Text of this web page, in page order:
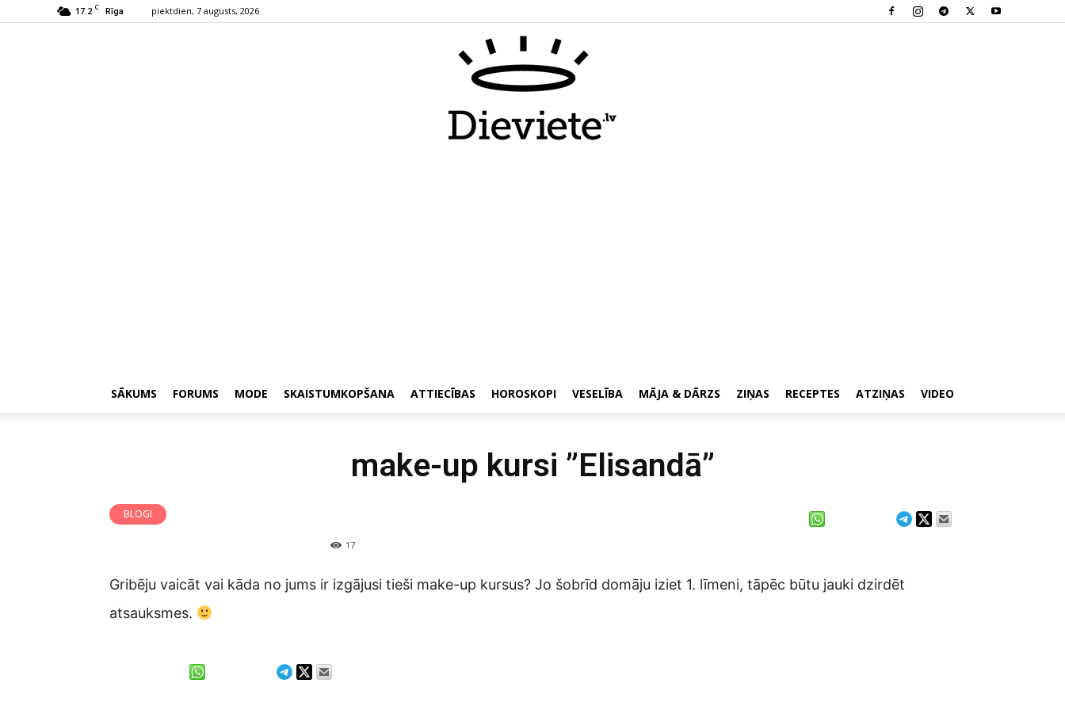
17.2 C Rīga piektdien, 7 augusts, 2026
SĀKUMS FORUMS MODE SKAISTUMKOPŠANA ATTIECĪBAS HOROSKOPI VESELĪBA MĀJA & DĀRZS ZIŅAS RECEPTES ATZIŅAS VIDEO
make-up kursi ”Elisandā”
BLOGI
17
Gribēju vaicāt vai kāda no jums ir izgājusi tieši make-up kursus? Jo šobrīd domāju iziet 1. līmeni, tāpēc būtu jauki dzirdēt
atsauksmes.